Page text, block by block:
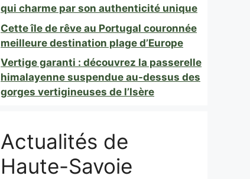
qui charme par son authenticité unique
Cette île de rêve au Portugal couronnée
meilleure destination plage d’Europe
Vertige garanti : découvrez la passerelle
himalayenne suspendue au-dessus des
gorges vertigineuses de l’Isère
Actualités de
Haute-Savoie